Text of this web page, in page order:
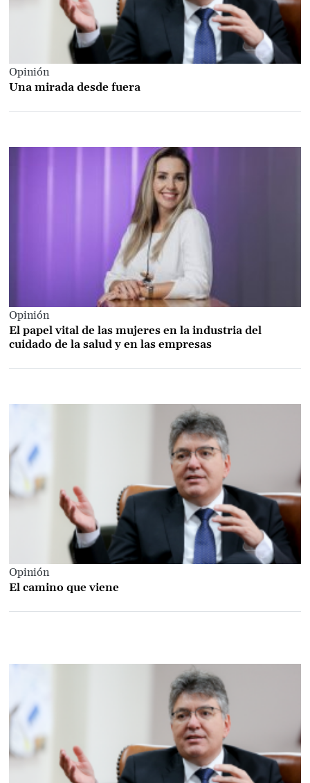
Opinión
Una mirada desde fuera
Opinión
El papel vital de las mujeres en la industria del
cuidado de la salud y en las empresas
Opinión
El camino que viene